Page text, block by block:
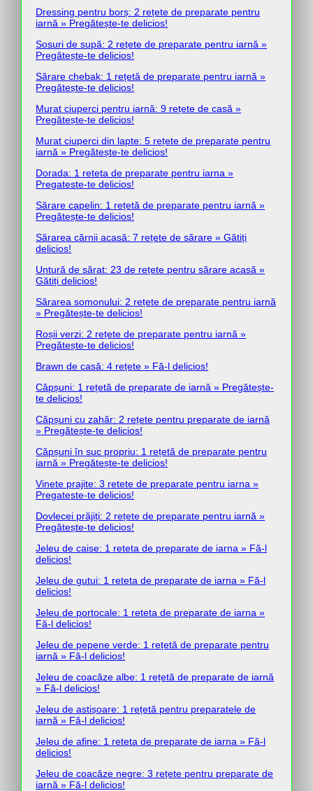
Dressing pentru borș: 2 rețete de preparate pentru
iarnă » Pregătește-te delicios!
Sosuri de supă: 2 rețete de preparate pentru iarnă »
Pregătește-te delicios!
Sărare chebak: 1 rețetă de preparate pentru iarnă »
Pregătește-te delicios!
Murat ciuperci pentru iarnă: 9 rețete de casă »
Pregătește-te delicios!
Murat ciuperci din lapte: 5 rețete de preparate pentru
iarnă » Pregătește-te delicios!
Dorada: 1 reteta de preparate pentru iarna »
Pregateste-te delicios!
Sărare capelin: 1 rețetă de preparate pentru iarnă »
Pregătește-te delicios!
Sărarea cărnii acasă: 7 rețete de sărare » Gătiți
delicios!
Untură de sărat: 23 de rețete pentru sărare acasă »
Gătiți delicios!
Sărarea somonului: 2 rețete de preparate pentru iarnă
» Pregătește-te delicios!
Roșii verzi: 2 rețete de preparate pentru iarnă »
Pregătește-te delicios!
Brawn de casă: 4 rețete » Fă-l delicios!
Căpșuni: 1 rețetă de preparate de iarnă » Pregătește-
te delicios!
Căpșuni cu zahăr: 2 rețete pentru preparate de iarnă
» Pregătește-te delicios!
Căpșuni în suc propriu: 1 rețetă de preparate pentru
iarnă » Pregătește-te delicios!
Vinete prajite: 3 retete de preparate pentru iarna »
Pregateste-te delicios!
Dovlecei prăjiți: 2 rețete de preparate pentru iarnă »
Pregătește-te delicios!
Jeleu de caise: 1 reteta de preparate de iarna » Fă-l
delicios!
Jeleu de gutui: 1 reteta de preparate de iarna » Fă-l
delicios!
Jeleu de portocale: 1 reteta de preparate de iarna »
Fă-l delicios!
Jeleu de pepene verde: 1 rețetă de preparate pentru
iarnă » Fă-l delicios!
Jeleu de coacăze albe: 1 rețetă de preparate de iarnă
» Fă-l delicios!
Jeleu de astișoare: 1 rețetă pentru preparatele de
iarnă » Fă-l delicios!
Jeleu de afine: 1 reteta de preparate de iarna » Fă-l
delicios!
Jeleu de coacăze negre: 3 rețete pentru preparate de
iarnă » Fă-l delicios!